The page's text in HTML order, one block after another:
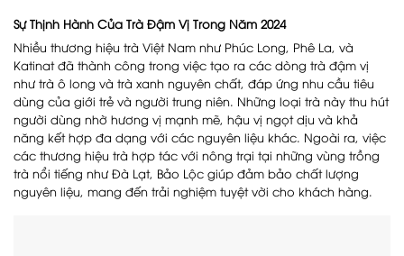
Sự Thịnh Hành Của Trà Đậm Vị Trong Năm 2024
Nhiều thương hiệu trà Việt Nam như Phúc Long, Phê La, và
Katinat đã thành công trong việc tạo ra các dòng trà đậm vị
như trà ô long và trà xanh nguyên chất, đáp ứng nhu cầu tiêu
dùng của giới trẻ và người trung niên. Những loại trà này thu hút
người dùng nhờ hương vị mạnh mẽ, hậu vị ngọt dịu và khả
năng kết hợp đa dạng với các nguyên liệu khác. Ngoài ra, việc
các thương hiệu trà hợp tác với nông trại tại những vùng trồng
trà nổi tiếng như Đà Lạt, Bảo Lộc giúp đảm bảo chất lượng
nguyên liệu, mang đến trải nghiệm tuyệt vời cho khách hàng.